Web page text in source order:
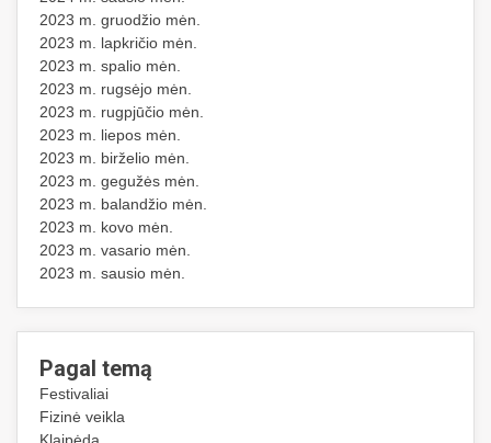
2023 m. gruodžio mėn.
2023 m. lapkričio mėn.
2023 m. spalio mėn.
2023 m. rugsėjo mėn.
2023 m. rugpjūčio mėn.
2023 m. liepos mėn.
2023 m. birželio mėn.
2023 m. gegužės mėn.
2023 m. balandžio mėn.
2023 m. kovo mėn.
2023 m. vasario mėn.
2023 m. sausio mėn.
Pagal temą
Festivaliai
Fizinė veikla
Klaipėda